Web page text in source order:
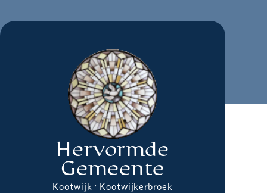
Hervormde
Gemeente
Kootwijk · Kootwijkerbroek